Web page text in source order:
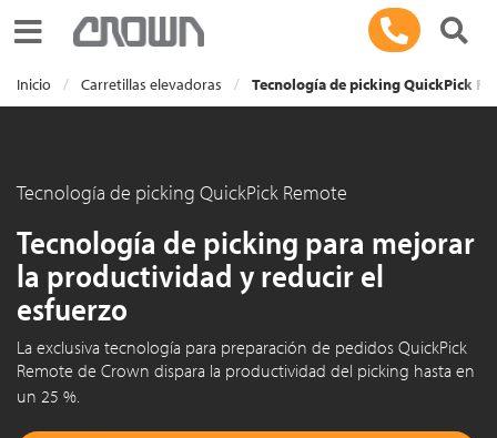
Toggle navigation
Inicio Carretillas elevadoras Tecnología de picking QuickPick
Tecnología de picking QuickPick Remote
Tecnología de picking para mejorar
la productividad y reducir el
esfuerzo
La exclusiva tecnología para preparación de pedidos QuickPick
Remote de Crown dispara la productividad del picking hasta en
un 25 %.